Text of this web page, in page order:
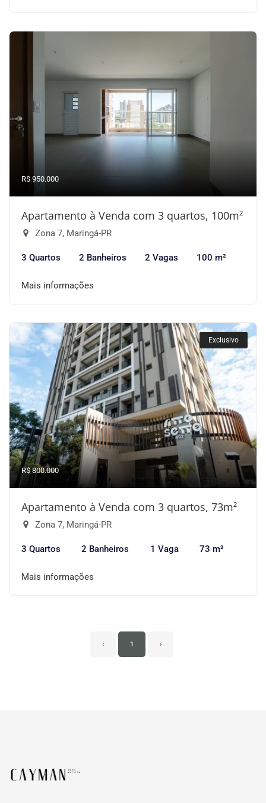
R$ 950.000
Apartamento à Venda com 3 quartos, 100m²
Zona 7, Maringá-PR
3 Quartos 2 Banheiros 2 Vagas 100 m²
Mais informações
Exclusivo
R$ 800.000
Apartamento à Venda com 3 quartos, 73m²
Zona 7, Maringá-PR
3 Quartos 2 Banheiros 1 Vaga 73 m²
Mais informações
‹ 1 ›
Página inicial